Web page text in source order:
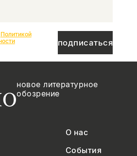
подписаться
Политикой
новое литературное
обозрение
О нас
События